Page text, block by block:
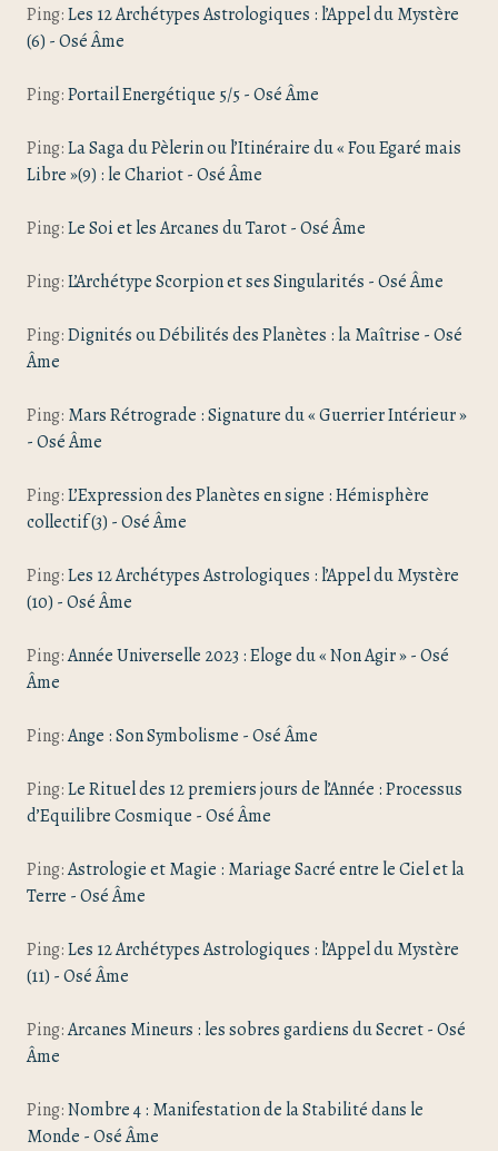
Ping:Les 12 Archétypes Astrologiques : l’Appel du Mystère
(6) - Osé Âme
Ping:Portail Energétique 5/5 - Osé Âme
Ping:La Saga du Pèlerin ou l’Itinéraire du « Fou Egaré mais
Libre »(9) : le Chariot - Osé Âme
Ping:Le Soi et les Arcanes du Tarot - Osé Âme
Ping:L’Archétype Scorpion et ses Singularités - Osé Âme
Ping:Dignités ou Débilités des Planètes : la Maîtrise - Osé
Âme
Ping: Mars Rétrograde : Signature du « Guerrier Intérieur »
- Osé Âme
Ping:L’Expression des Planètes en signe : Hémisphère
collectif (3) - Osé Âme
Ping:Les 12 Archétypes Astrologiques : l’Appel du Mystère
(10) - Osé Âme
Ping:Année Universelle 2023 : Eloge du « Non Agir » - Osé
Âme
Ping:Ange : Son Symbolisme - Osé Âme
Ping:Le Rituel des 12 premiers jours de l’Année : Processus
d’Equilibre Cosmique - Osé Âme
Ping:Astrologie et Magie : Mariage Sacré entre le Ciel et la
Terre - Osé Âme
Ping:Les 12 Archétypes Astrologiques : l’Appel du Mystère
(11) - Osé Âme
Ping:Arcanes Mineurs : les sobres gardiens du Secret - Osé
Âme
Ping:Nombre 4 : Manifestation de la Stabilité dans le
Monde - Osé Âme